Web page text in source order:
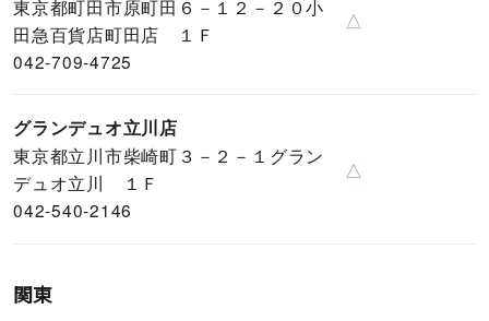
東京都町田市原町田６－１２－２０小
田急百貨店町田店 １Ｆ
042-709-4725
△
グランデュオ立川店
東京都立川市柴崎町３－２－１グラン
デュオ立川 １Ｆ
042-540-2146
△
関東